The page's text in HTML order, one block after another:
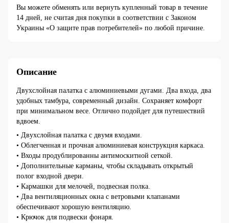
Вы можете обменять или вернуть купленный товар в течение
14 дней, не считая дня покупки в соответствии с Законом
Украины «О защите прав потребителей» по любой причине.
Описание
Двухслойная палатка с алюминиевыми дугами. Два входа, два
удобных тамбура, современный дизайн. Сохраняет комфорт
при минимальном весе. Отлично подойдет для путешествий
вдвоем.
• Двухслойная палатка с двумя входами.
• Облегченная и прочная алюминиевая конструкция каркаса.
• Входы продублированны антимоскитной сеткой.
• Дополнительные карманы, чтобы складывать открытый
полог входной двери.
• Кармашки для мелочей, подвесная полка.
• Два вентиляционных окна с ветровыми клапанами
обеспечивают хорошую вентиляцию.
• Крючок для подвески фонаря.